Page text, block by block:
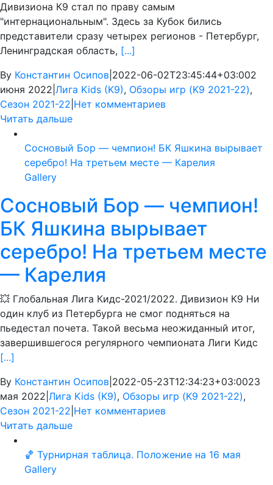
Дивизиона К9 стал по праву самым
"интернациональным". Здесь за Кубок бились
представители сразу четырех регионов - Петербург,
Ленинградская область, [...]
By Константин Осипов 2022-06-02T23:45:44+03:002
июня 2022 Лига Kids (K9), Обзоры игр (K9 2021-22),
Сезон 2021-22 Нет комментариев
Читать дальше
Сосновый Бор — чемпион! БК Яшкина вырывает
серебро! На третьем месте — Карелия
Gallery
Сосновый Бор — чемпион!
БК Яшкина вырывает
серебро! На третьем месте
— Карелия
💥 Глобальная Лига Кидс-2021/2022. Дивизион К9 Ни
один клуб из Петербурга не смог подняться на
пьедестал почета. Такой весьма неожиданный итог,
завершившегося регулярного чемпионата Лиги Кидс
[...]
By Константин Осипов 2022-05-23T12:34:23+03:0023
мая 2022 Лига Kids (K9), Обзоры игр (K9 2021-22),
Сезон 2021-22 Нет комментариев
Читать дальше
🏀 Турнирная таблица. Положение на 16 мая
Gallery